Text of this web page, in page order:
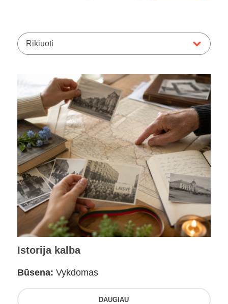
Rikiuoti
Istorija kalba
Būsena: Vykdomas
DAUGIAU